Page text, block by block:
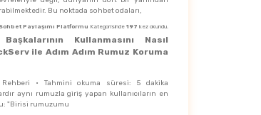
Bu noktada sohbet odaları,
Sohbet Paylaşımı Platformu Kategorisinde 197 kez okundu.
Kullanmasını Nasıl
ile Adım Adım Rumuz Koruma
Rehberi · Tahmini okuma süresi: 5 dakika
aynı rumuzla giriş yapan kullanıcıların en
"Birisi rumuzumu